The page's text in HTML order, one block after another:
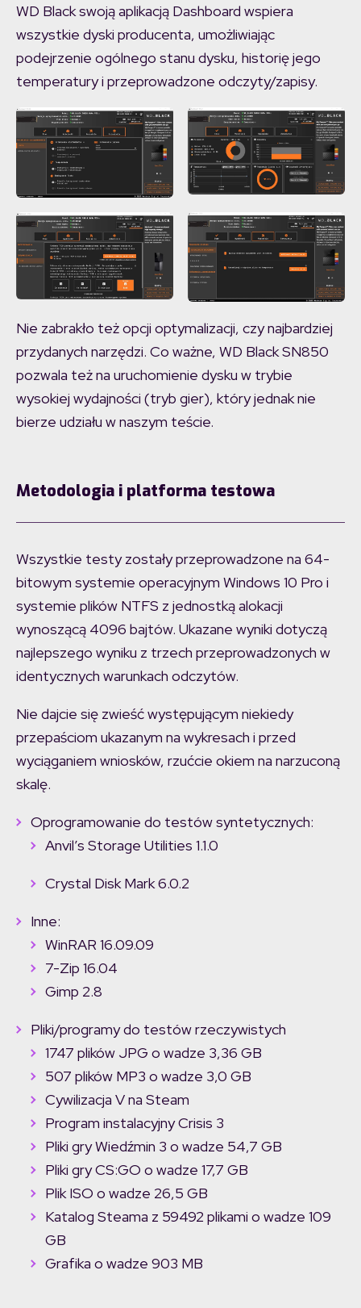
WD Black swoją aplikacją Dashboard wspiera
wszystkie dyski producenta, umożliwiając
podejrzenie ogólnego stanu dysku, historię jego
temperatury i przeprowadzone odczyty/zapisy.
Nie zabrakło też opcji optymalizacji, czy najbardziej
przydanych narzędzi. Co ważne, WD Black SN850
pozwala też na uruchomienie dysku w trybie
wysokiej wydajności (tryb gier), który jednak nie
bierze udziału w naszym teście.
Metodologia i platforma testowa
Wszystkie testy zostały przeprowadzone na 64-
bitowym systemie operacyjnym Windows 10 Pro i
systemie plików NTFS z jednostką alokacji
wynoszącą 4096 bajtów. Ukazane wyniki dotyczą
najlepszego wyniku z trzech przeprowadzonych w
identycznych warunkach odczytów.
Nie dajcie się zwieść występującym niekiedy
przepaściom ukazanym na wykresach i przed
wyciąganiem wniosków, rzućcie okiem na narzuconą
skalę.
Oprogramowanie do testów syntetycznych:
Anvil’s Storage Utilities 1.1.0
Crystal Disk Mark 6.0.2
Inne:
WinRAR 16.09.09
7-Zip 16.04
Gimp 2.8
Pliki/programy do testów rzeczywistych
1747 plików JPG o wadze 3,36 GB
507 plików MP3 o wadze 3,0 GB
Cywilizacja V na Steam
Program instalacyjny Crisis 3
Pliki gry Wiedźmin 3 o wadze 54,7 GB
Pliki gry CS:GO o wadze 17,7 GB
Plik ISO o wadze 26,5 GB
Katalog Steama z 59492 plikami o wadze 109
GB
Grafika o wadze 903 MB